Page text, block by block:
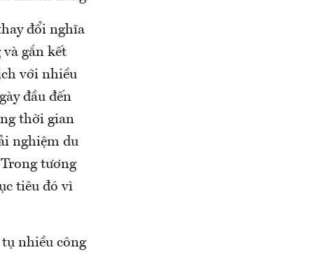
đổi nghĩa
gắn kết
với nhiều
đầu đến
thời gian
nghiệm du
tương
tiêu đó vì
nhiều công